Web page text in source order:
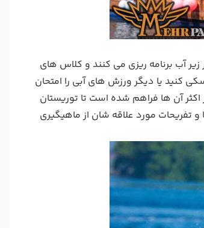
آب برنامه ریزی می کنند و کلاس های
کنید یا دیگر ورزش های آبی را امتحان
آن ها فراهم شده است تا توریستان
تفریحات مورد علاقه شان از ماهیگیری